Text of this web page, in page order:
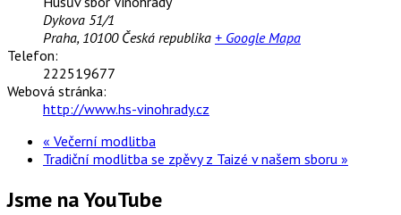
Dykova 51/1
Praha, 10100 Česká republika + Google Mapa
Telefon:
222519677
Webová stránka:
http://www.hs-vinohrady.cz
« Večerní modlitba
Tradiční modlitba se zpěvy z Taizé v našem sboru »
Jsme na YouTube